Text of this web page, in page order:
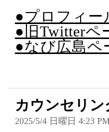
●プロフィー
●旧Twitterペ
●なび広島ペ
カウンセリン
2025/5/4 日曜日 4:23